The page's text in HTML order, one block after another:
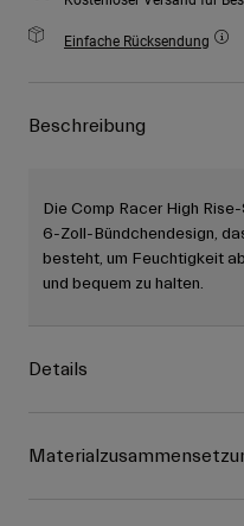
Einfache Rücksendung
Beschreibung
Die Comp Racer High
6-Zoll-Bündchendesign,
besteht, um Feuchtigkeit
und bequem zu halten.
Details